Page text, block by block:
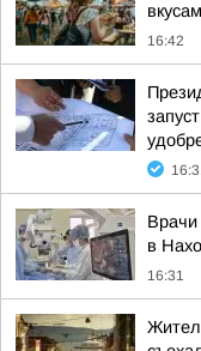
16:42
Врачи
в
16:31